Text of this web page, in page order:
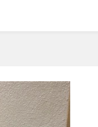
工事 屋